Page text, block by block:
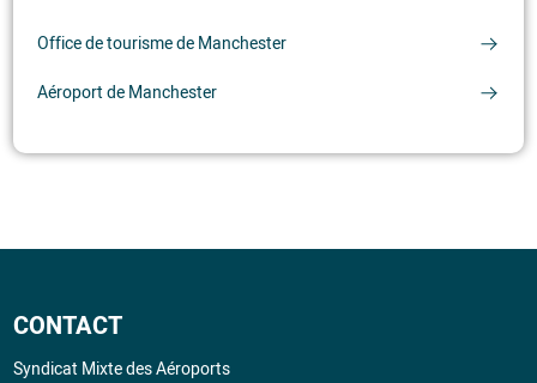
Office de tourisme de Manchester
Aéroport de Manchester
CONTACT
Syndicat Mixte des Aéroports